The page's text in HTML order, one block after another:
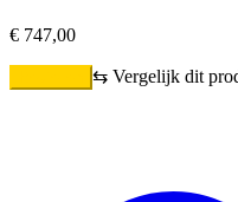
€ 747,00
⇆ Vergelijk dit